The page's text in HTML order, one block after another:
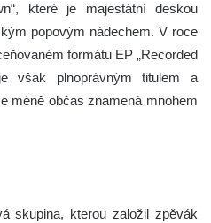
které je majestátní deskou
popovým nádechem. V roce
formátu EP „Recorded
však plnoprávným titulem a
méně občas znamená mnohem
skupina, kterou založil zpěvák